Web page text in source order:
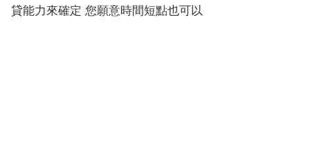
貸能力來確定 您願意時間短點也可以